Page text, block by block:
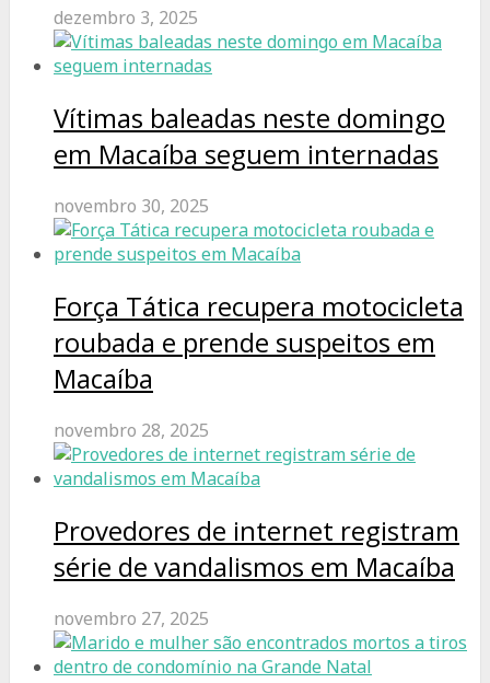
dezembro 3, 2025
Vítimas baleadas neste domingo
em Macaíba seguem internadas
novembro 30, 2025
Força Tática recupera motocicleta
roubada e prende suspeitos em
Macaíba
novembro 28, 2025
Provedores de internet registram
série de vandalismos em Macaíba
novembro 27, 2025